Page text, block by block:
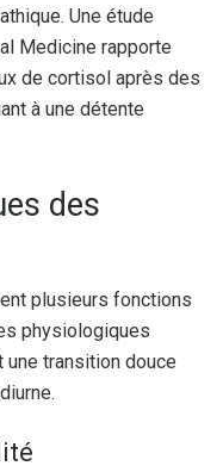
Une étude
Medicine rapporte
de cortisol après des
à une détente
des
plusieurs fonctions
physiologiques
transition douce